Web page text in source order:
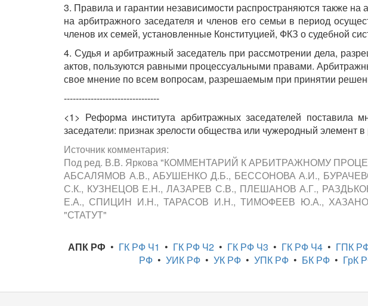
3. Правила и гарантии независимости распространяются также
на арбитражного заседателя и членов его семьи в период
членов их семей, установленные Конституцией, ФКЗ о судебной
4. Судья и арбитражный заседатель при рассмотрении дела,
актов, пользуются равными процессуальными правами.
свое мнение по всем вопросам, разрешаемым при принятии
--------------------------------
<1> Реформа института арбитражных заседателей
заседатели: признак зрелости общества или чужеродный
Источник комментария:
Под ред. В.В. Яркова "КОММЕНТАРИЙ К АРБИТРАЖНОМУ
АБСАЛЯМОВ А.В., АБУШЕНКО Д.Б., БЕССОНОВА А.И.,
С.К., КУЗНЕЦОВ Е.Н., ЛАЗАРЕВ С.В., ПЛЕШАНОВ А.Г.,
Е.А., СПИЦИН И.Н., ТАРАСОВ И.Н., ТИМОФЕЕВ Ю.А.,
"СТАТУТ"
АПК РФ • ГК РФ Ч1 • ГК РФ Ч2• ГК РФ Ч3 • ГК РФ Ч4• ГПК
РФ • УИК РФ • УК РФ • УПК РФ • БК РФ • ГрК